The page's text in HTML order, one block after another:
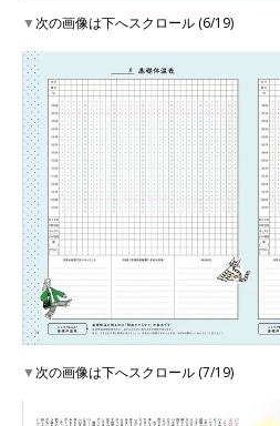
▼次の画像は下へスクロール (6/19)
▼次の画像は下へスクロール (7/19)